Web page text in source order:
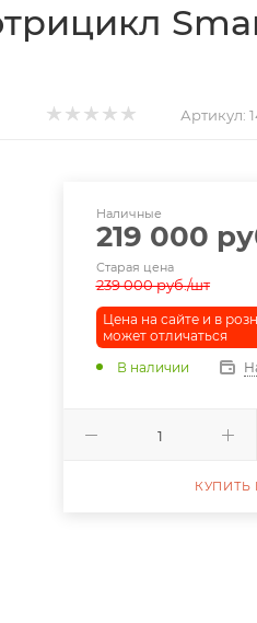
Артикул:
Наличные
219 000
Старая цена
239 000руб./шт
Цена на сайте и в
может отличаться
В наличии
КУПИТЬ